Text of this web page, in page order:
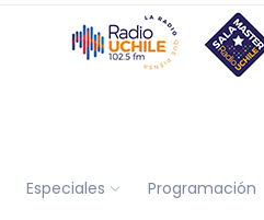
Especiales Programación